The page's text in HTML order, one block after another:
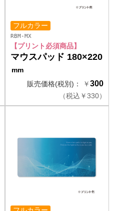
フルカラー
RBM-MX
【プリント必須商品】
マウスパッド 180×220
mm
販売価格(税別)：
￥300
（税込 ￥330）